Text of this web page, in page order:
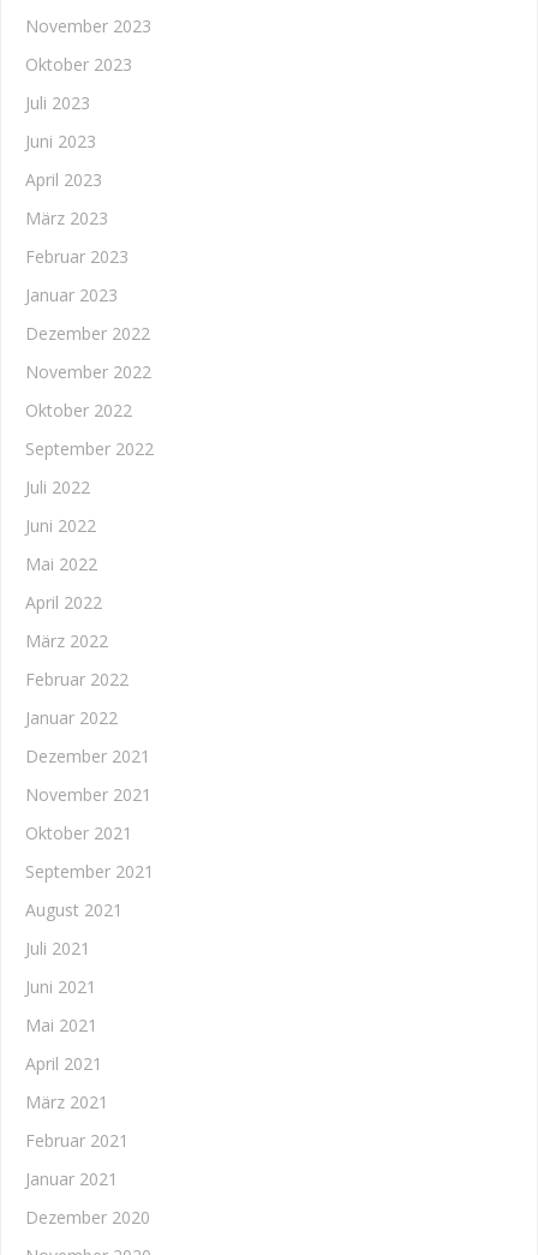
November 2023
Oktober 2023
Juli 2023
Juni 2023
April 2023
März 2023
Februar 2023
Januar 2023
Dezember 2022
November 2022
Oktober 2022
September 2022
Juli 2022
Juni 2022
Mai 2022
April 2022
März 2022
Februar 2022
Januar 2022
Dezember 2021
November 2021
Oktober 2021
September 2021
August 2021
Juli 2021
Juni 2021
Mai 2021
April 2021
März 2021
Februar 2021
Januar 2021
Dezember 2020